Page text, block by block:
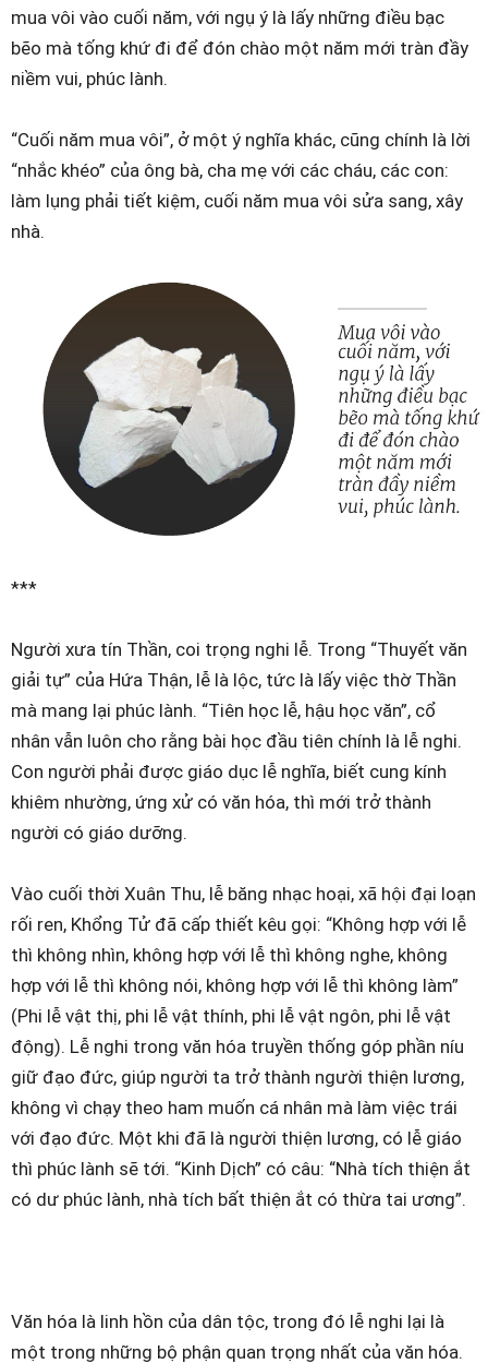
mua vôi vào cuối năm, với ngụ ý là lấy những điều bạc
bẽo mà tống khứ đi để đón chào một năm mới tràn đầy
niềm vui, phúc lành.
“Cuối năm mua vôi”, ở một ý nghĩa khác, cũng chính là lời
“nhắc khéo” của ông bà, cha mẹ với các cháu, các con:
làm lụng phải tiết kiệm, cuối năm mua vôi sửa sang, xây
nhà.
***
Người xưa tín Thần, coi trọng nghi lễ. Trong “Thuyết văn
giải tự” của Hứa Thận, lễ là lộc, tức là lấy việc thờ Thần
mà mang lại phúc lành. “Tiên học lễ, hậu học văn”, cổ
nhân vẫn luôn cho rằng bài học đầu tiên chính là lễ nghi.
Con người phải được giáo dục lễ nghĩa, biết cung kính
khiêm nhường, ứng xử có văn hóa, thì mới trở thành
người có giáo dưỡng.
Vào cuối thời Xuân Thu, lễ băng nhạc hoại, xã hội đại loạn
rối ren, Khổng Tử đã cấp thiết kêu gọi: “Không hợp với lễ
thì không nhìn, không hợp với lễ thì không nghe, không
hợp với lễ thì không nói, không hợp với lễ thì không làm”
(Phi lễ vật thị, phi lễ vật thính, phi lễ vật ngôn, phi lễ vật
động). Lễ nghi trong văn hóa truyền thống góp phần níu
giữ đạo đức, giúp người ta trở thành người thiện lương,
không vì chạy theo ham muốn cá nhân mà làm việc trái
với đạo đức. Một khi đã là người thiện lương, có lễ giáo
thì phúc lành sẽ tới. “Kinh Dịch” có câu: “Nhà tích thiện ắt
có dư phúc lành, nhà tích bất thiện ắt có thừa tai ương”.
Văn hóa là linh hồn của dân tộc, trong đó lễ nghi lại là
một trong những bộ phận quan trọng nhất của văn hóa.